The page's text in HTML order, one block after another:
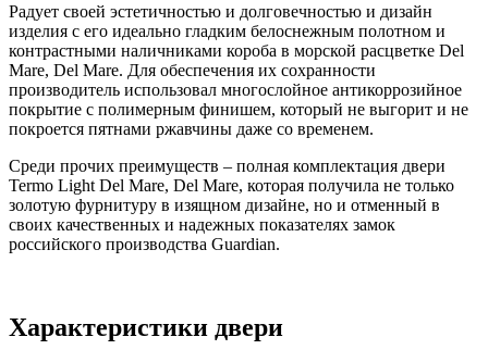
Радует своей эстетичностью и долговечностью и дизайн
изделия с его идеально гладким белоснежным полотном и
контрастными наличниками короба в морской расцветке Del
Mare, Del Mare. Для обеспечения их сохранности
производитель использовал многослойное антикоррозийное
покрытие с полимерным финишем, который не выгорит и не
покроется пятнами ржавчины даже со временем.
Среди прочих преимуществ – полная комплектация двери
Termo Light Del Mare, Del Mare, которая получила не только
золотую фурнитуру в изящном дизайне, но и отменный в
своих качественных и надежных показателях замок
российского производства Guardian.
Характеристики двери